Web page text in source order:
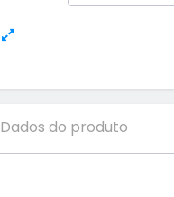
Dados do produto